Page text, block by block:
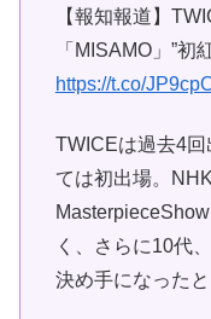
【報知報道】
「MISAMO」”初
https://t.co/
TWICEは過去4
ては初出場。
く、さらに10代
決め手になったと